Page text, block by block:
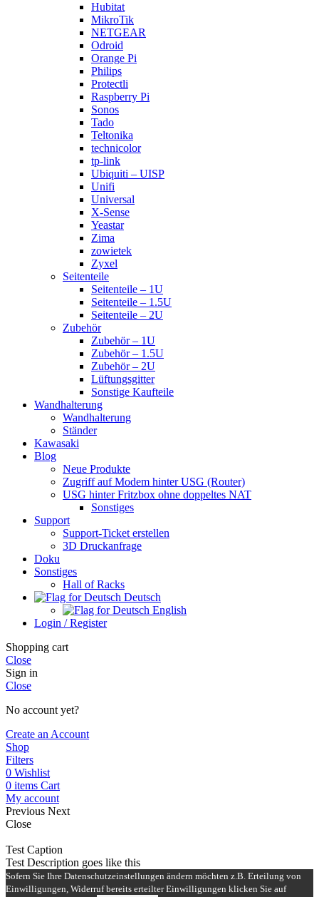
Hubitat
MikroTik
NETGEAR
Odroid
Orange Pi
Philips
Protectli
Raspberry Pi
Sonos
Tado
Teltonika
technicolor
tp-link
Ubiquiti – UISP
Unifi
Universal
X-Sense
Yeastar
Zima
zowietek
Zyxel
Seitenteile
Seitenteile – 1U
Seitenteile – 1.5U
Seitenteile – 2U
Zubehör
Zubehör – 1U
Zubehör – 1.5U
Zubehör – 2U
Lüftungsgitter
Sonstige Kaufteile
Wandhalterung
Wandhalterung
Ständer
Kawasaki
Blog
Neue Produkte
Zugriff auf Modem hinter USG (Router)
USG hinter Fritzbox ohne doppeltes NAT
Sonstiges
Support
Support-Ticket erstellen
3D Druckanfrage
Doku
Sonstiges
Hall of Racks
Deutsch
English
Login / Register
Shopping cart
Close
Sign in
Close
No account yet?
Create an Account
Shop
Filters
0 Wishlist
0 items Cart
My account
Previous Next
Close
Test Caption
Test Description goes like this
Sofern Sie Ihre Datenschutzeinstellungen ändern möchten z.B. Erteilung von
Einwilligungen, Widerruf bereits erteilter Einwilligungen klicken Sie auf